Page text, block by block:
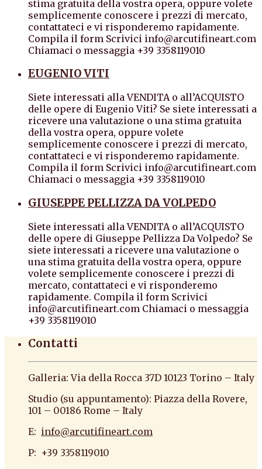
stima gratuita della vostra opera, oppure volete
semplicemente conoscere i prezzi di mercato,
contattateci e vi risponderemo rapidamente.
Compila il form Scrivici info@arcutifineart.com
Chiamaci o messaggia +39 3358119010
EUGENIO VITI
Siete interessati alla VENDITA o all’ACQUISTO
delle opere di Eugenio Viti? Se siete interessati a
ricevere una valutazione o una stima gratuita
della vostra opera, oppure volete
semplicemente conoscere i prezzi di mercato,
contattateci e vi risponderemo rapidamente.
Compila il form Scrivici info@arcutifineart.com
Chiamaci o messaggia +39 3358119010
GIUSEPPE PELLIZZA DA VOLPEDO
Siete interessati alla VENDITA o all’ACQUISTO
delle opere di Giuseppe Pellizza Da Volpedo? Se
siete interessati a ricevere una valutazione o
una stima gratuita della vostra opera, oppure
volete semplicemente conoscere i prezzi di
mercato, contattateci e vi risponderemo
rapidamente. Compila il form Scrivici
info@arcutifineart.com Chiamaci o messaggia
+39 3358119010
Contatti
Galleria: Via della Rocca 37D 10123 Torino – Italy
Studio (su appuntamento): Piazza della Rovere,
101 – 00186 Rome – Italy
E: info@arcutifineart.com
P: +39 3358119010